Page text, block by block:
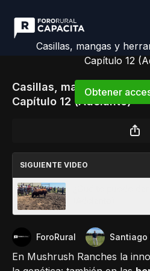
Casillas, mangas y
Capítulo 12
Obtener
iniciar sesión
Casillas, mangas y
Capítulo 12 (Adelanto)
SIGUIENTE VIDEO
ForoRural Santiago
En Mushrush Ranches la